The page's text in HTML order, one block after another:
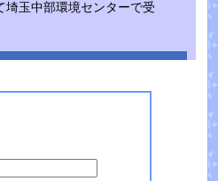
埼玉中部環境センターで受